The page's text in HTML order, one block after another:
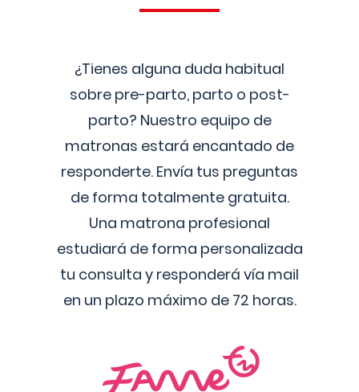
¿Tienes alguna duda habitual
sobre pre-parto, parto o post-
parto? Nuestro equipo de
matronas estará encantado de
responderte. Envía tus preguntas
de forma totalmente gratuita.
Una matrona profesional
estudiará de forma personalizada
tu consulta y responderá vía mail
en un plazo máximo de 72 horas.